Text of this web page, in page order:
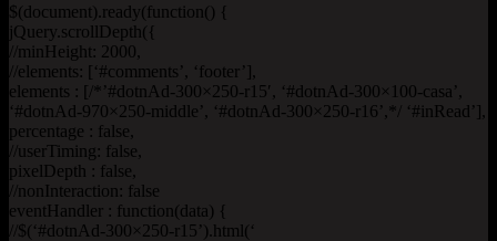
$(document).ready(function() {
jQuery.scrollDepth({
//minHeight: 2000,
//elements: [‘#comments’, ‘footer’],
elements : [/*’#dotnAd-300×250-r15′, ‘#dotnAd-300×100-casa’,
‘#dotnAd-970×250-middle’, ‘#dotnAd-300×250-r16’,*/ ‘#inRead’],
percentage : false,
//userTiming: false,
pixelDepth : false,
//nonInteraction: false
eventHandler : function(data) {
//$(‘#dotnAd-300×250-r15’).html(‘